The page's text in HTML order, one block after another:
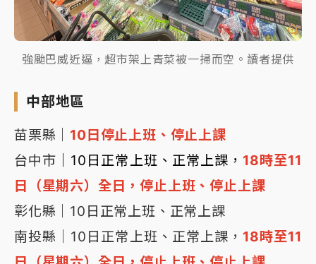
強颱巴威近逼，超市架上青菜被一掃而空。讀者提供
中部地區
苗栗縣｜ 10日停止上班、停止上課
台中市 ｜10日正常上班、正常上課， 18時至11
日（星期六）全日，停止上班、停止上課
彰化縣｜10日正常上班、正常上課
南投縣｜10日正常上班、正常上課， 18時至11